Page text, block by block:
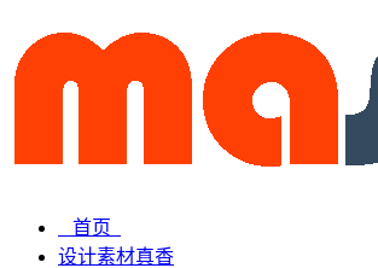
首页
设计素材真香